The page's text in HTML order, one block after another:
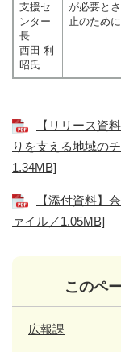
支援セ
ンター
長
西田 利
昭氏
が必要と
止のため
【リリース資
りを支える地域の
1.34MB]
【添付資料】
ァイル／1.05MB]
このペ
広報課